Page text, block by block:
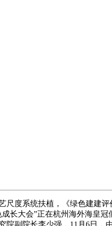
系统扶植，《绿色建建
长大会”正在杭州海外海皇